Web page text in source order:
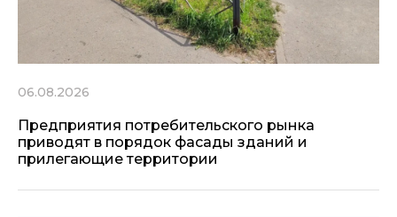
06.08.2026
Предприятия потребительского рынка
приводят в порядок фасады зданий и
прилегающие территории